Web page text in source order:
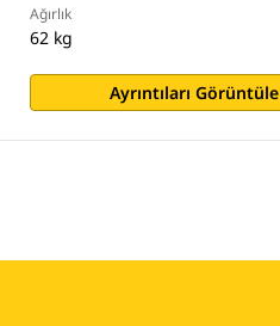
Ağırlık
62 kg
Ayrıntıları Görüntüle